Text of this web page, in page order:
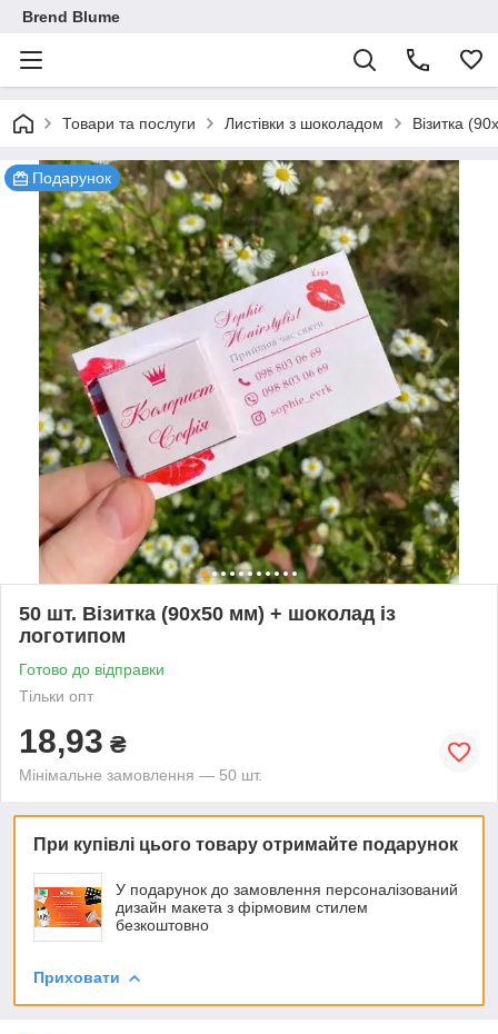
Brend Blume
Товари та послуги Листівки з шоколадом Візитка
Подарунок
50 шт. Візитка (90х50 мм) + шоколад із
логотипом
Готово до відправки
Тільки опт
18,93 ₴
Мінімальне замовлення — 50 шт.
При купівлі цього товару отримайте подарунок
У подарунок до замовлення персоналізований
дизайн макета з фірмовим стилем
безкоштовно
Приховати